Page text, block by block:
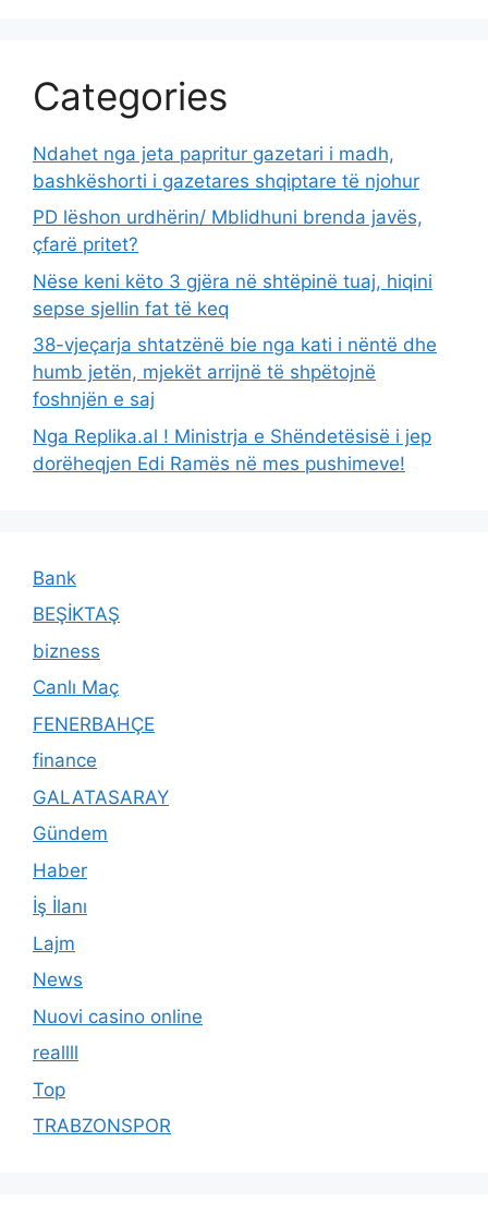
Categories
Ndahet nga jeta papritur gazetari i madh,
bashkëshorti i gazetares shqiptare të njohur
PD lëshon urdhërin/ Mblidhuni brenda javës,
çfarë pritet?
Nëse keni këto 3 gjëra në shtëpinë tuaj, hiqini
sepse sjellin fat të keq
38-vjeçarja shtatzënë bie nga kati i nëntë dhe
humb jetën, mjekët arrijnë të shpëtojnë
foshnjën e saj
Nga Replika.al ! Ministrja e Shëndetësisë i jep
dorëheqjen Edi Ramës në mes pushimeve!
Bank
BEŞİKTAŞ
bizness
Canlı Maç
FENERBAHÇE
finance
GALATASARAY
Gündem
Haber
İş İlanı
Lajm
News
Nuovi casino online
reallll
Top
TRABZONSPOR